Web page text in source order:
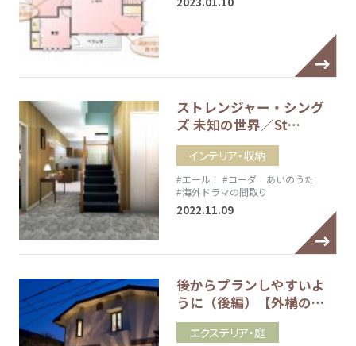
ストレンジャー・シング
ズ 未知の世界／St…
インテリア・収納
#エール！ #コーダ あいのうた
#海外ドラマの間取り
2022.11.09
後からプランしやすいよ
うに（後編）【外構の…
エクステリア・庭